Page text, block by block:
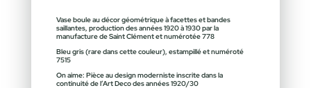
Vase boule au décor géométrique à facettes et bandes
saillantes, production des années 1920 à 1930 par la
manufacture de Saint Clément et numérotée 778
Bleu gris (rare dans cette couleur), estampillé et numéroté
7515
On aime: Pièce au design moderniste inscrite dans la
continuité de l’Art Deco des années 1920/30